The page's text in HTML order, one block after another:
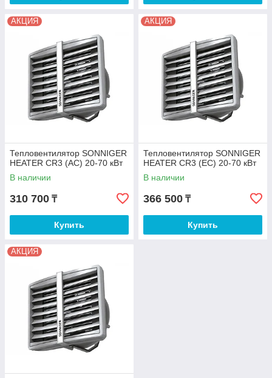
АКЦИЯ
Тепловентилятор SONNIGER
HEATER CR3 (AC) 20-70 кВт
В наличии
310 700 ₸
Купить
АКЦИЯ
Тепловентилятор SONNIGER
HEATER CR3 (EC) 20-70 кВт
В наличии
366 500 ₸
Купить
АКЦИЯ